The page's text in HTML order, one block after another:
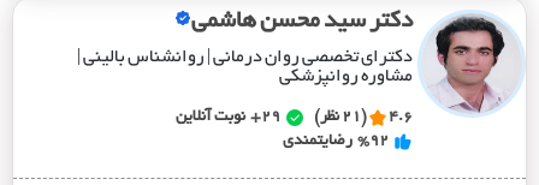
دکتر سید محسن هاشمی
دکترای تخصصی روان درمانی | روانشناس بالینی |
مشاوره روانپزشکی
4.6 (21 نظر) 29+
نوبت آنلاین
%92 رضایتمندی